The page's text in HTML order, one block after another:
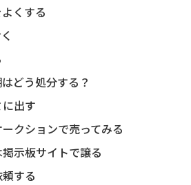
くする
どう処分する？
出す
クションで売ってみる
示板サイトで譲る
する